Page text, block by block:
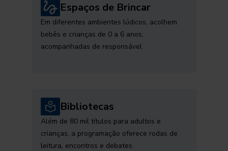
Espaços de Brincar
Em diferentes ambientes lúdicos, acolhem
bebês e crianças de 0 a 6 anos,
acompanhadas de responsável
Bibliotecas
Além de 80 mil títulos para adultos e
crianças, a programação oferece rodas de
leitura, encontros e debates